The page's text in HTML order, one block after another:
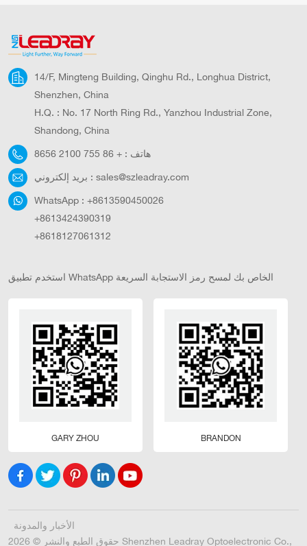
14/F, Mingteng Building, Qinghu Rd., Longhua District,
Shenzhen, China
H.Q. : No. 17 North Ring Rd., Yanzhou Industrial Zone,
Shandong, China
هاتف : + 86 755 2100 8656
بريد إلكتروني : sales@szleadray.com
WhatsApp : +8613590450026
+8613424390319
+8618127061312
استخدم تطبيق WhatsApp الخاص بك لمسح رمز الاستجابة السريعة
GARY ZHOU BRANDON
الأخبار والمدونة
حقوق الطبع والنشر © 2026 Shenzhen Leadray Optoelectronic Co.,